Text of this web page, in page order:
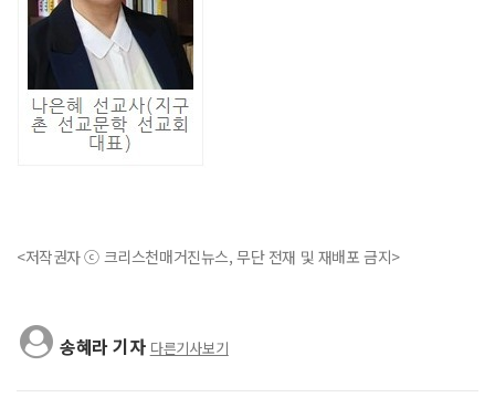
<저작권자 ⓒ 크리스천매거진뉴스, 무단 전재 및 재배포 금지>
송혜라 기자 다른기사보기